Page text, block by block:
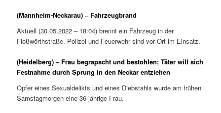
(Mannheim-Neckarau) – Fahrzeugbrand
Aktuell (30.05.2022 – 18:04) brennt ein Fahrzeug in der
Floßwörthstraße. Polizei und Feuerwehr sind vor Ort im Einsatz.
(Heidelberg) – Frau begrapscht und bestohlen; Täter will sich
Festnahme durch Sprung in den Neckar entziehen
Opfer eines Sexualdelikts und eines Diebstahls wurde am frühen
Samstagmorgen eine 36-jährige Frau.